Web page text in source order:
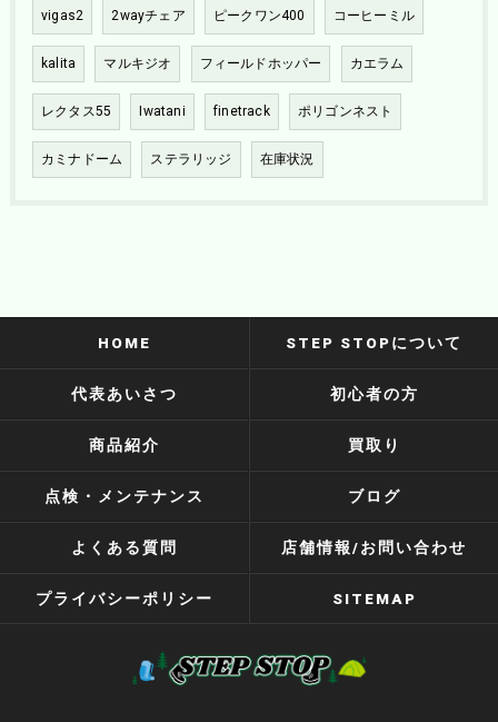
vigas2 2wayチェア ピークワン400 コーヒーミル
kalita マルキジオ フィールドホッパー カエラム
レクタス55 Iwatani finetrack ポリゴンネスト
カミナドーム ステラリッジ 在庫状況
HOME STEP STOPについて
代表あいさつ 初心者の方
商品紹介 買取り
点検・メンテナンス ブログ
よくある質問 店舗情報/お問い合わせ
プライバシーポリシー SITEMAP